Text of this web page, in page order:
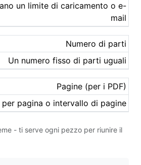
un limite di caricamento o e-
mail
Numero di parti
Un numero fisso di parti uguali
Pagine (per i PDF)
per pagina o intervallo di pagine
- ti serve ogni pezzo per riunire il